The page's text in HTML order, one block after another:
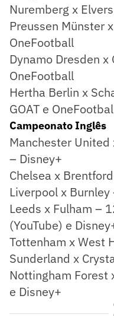
Nuremberg x
Preussen Münster
OneFootball
Dynamo Dresden
OneFootball
Hertha Berlin x
GOAT e
Campeonato Inglês
Manchester
– Disney+
Chelsea x
Liverpool x Burnley
Leeds x Fulham –
(YouTube) e
Tottenham x West
Sunderland x
Nottingham Forest
e Disney+